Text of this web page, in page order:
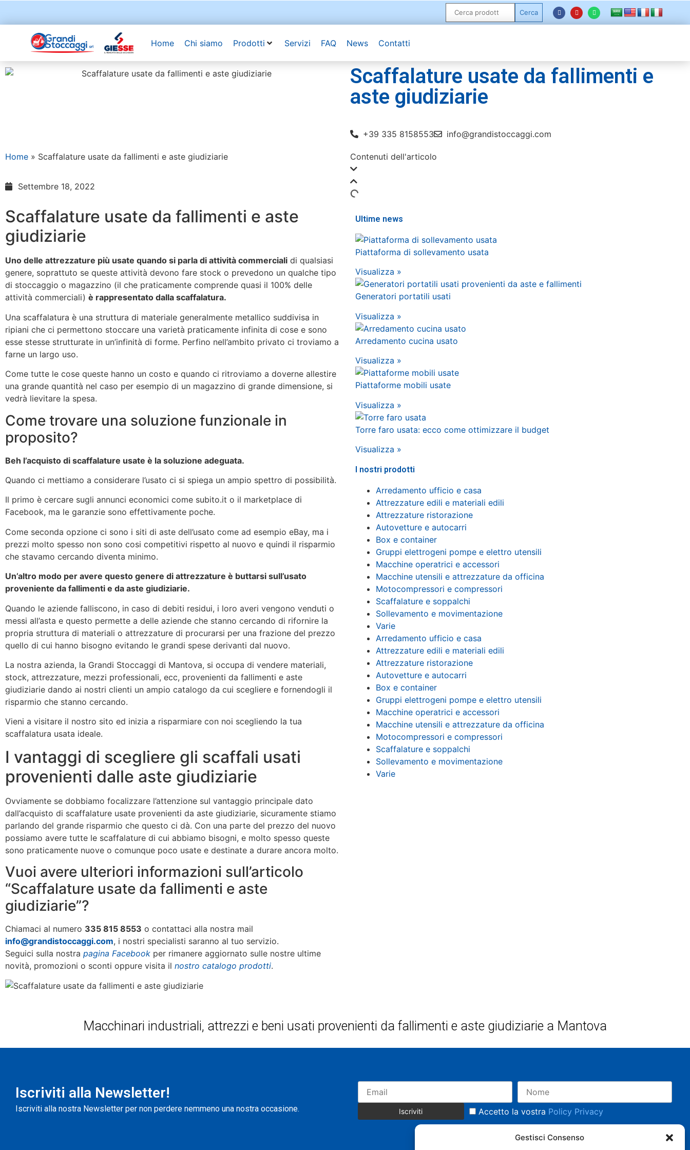
Gestisci Consenso
Cerca
Home Chi siamo Prodotti Servizi FAQ News Contatti
Scaffalature usate da fallimenti e
aste giudiziarie
+39 335 8158553 info@grandistoccaggi.com
Home » Scaffalature usate da fallimenti e aste giudiziarie
Settembre 18, 2022
Scaffalature usate da fallimenti e aste
giudiziarie
Uno delle attrezzature più usate quando si parla di attività commerciali di qualsiasi
genere, soprattuto se queste attività devono fare stock o prevedono un qualche tipo
di stoccaggio o magazzino (il che praticamente comprende quasi il 100% delle
attività commerciali) è rappresentato dalla scaffalatura.
Una scaffalatura è una struttura di materiale generalmente metallico suddivisa in
ripiani che ci permettono stoccare una varietà praticamente infinita di cose e sono
esse stesse strutturate in un’infinità di forme. Perfino nell’ambito privato ci troviamo a
farne un largo uso.
Come tutte le cose queste hanno un costo e quando ci ritroviamo a doverne allestire
una grande quantità nel caso per esempio di un magazzino di grande dimensione, si
vedrà lievitare la spesa.
Come trovare una soluzione funzionale in
proposito?
Beh l’acquisto di scaffalature usate è la soluzione adeguata.
Quando ci mettiamo a considerare l’usato ci si spiega un ampio spettro di possibilità.
Il primo è cercare sugli annunci economici come subito.it o il marketplace di
Facebook, ma le garanzie sono effettivamente poche.
Come seconda opzione ci sono i siti di aste dell’usato come ad esempio eBay, ma i
prezzi molto spesso non sono cosi competitivi rispetto al nuovo e quindi il risparmio
che stavamo cercando diventa minimo.
Un’altro modo per avere questo genere di attrezzature è buttarsi sull’usato
proveniente da fallimenti e da aste giudiziarie.
Quando le aziende falliscono, in caso di debiti residui, i loro averi vengono venduti o
messi all’asta e questo permette a delle aziende che stanno cercando di rifornire la
propria struttura di materiali o attrezzature di procurarsi per una frazione del prezzo
quello di cui hanno bisogno evitando le grandi spese derivanti dal nuovo.
La nostra azienda, la Grandi Stoccaggi di Mantova, si occupa di vendere materiali,
stock, attrezzature, mezzi professionali, ecc, provenienti da fallimenti e aste
giudiziarie dando ai nostri clienti un ampio catalogo da cui scegliere e fornendogli il
risparmio che stanno cercando.
Vieni a visitare il nostro sito ed inizia a risparmiare con noi scegliendo la tua
scaffalatura usata ideale.
I vantaggi di scegliere gli scaffali usati
provenienti dalle aste giudiziarie
Ovviamente se dobbiamo focalizzare l’attenzione sul vantaggio principale dato
dall’acquisto di scaffalature usate provenienti da aste giudiziarie, sicuramente stiamo
parlando del grande risparmio che questo ci dà. Con una parte del prezzo del nuovo
possiamo avere tutte le scaffalature di cui abbiamo bisogni, e molto spesso queste
sono praticamente nuove o comunque poco usate e destinate a durare ancora molto.
Vuoi avere ulteriori informazioni sull’articolo
“Scaffalature usate da fallimenti e aste
giudiziarie”?
Chiamaci al numero 335 815 8553 o contattaci alla nostra mail
info@grandistoccaggi.com, i nostri specialisti saranno al tuo servizio.
Seguici sulla nostra pagina Facebook per rimanere aggiornato sulle nostre ultime
novità, promozioni o sconti oppure visita il nostro catalogo prodotti.
Contenuti dell'articolo
Ultime news
Piattaforma di sollevamento usata
Visualizza »
Generatori portatili usati
Visualizza »
Arredamento cucina usato
Visualizza »
Piattaforme mobili usate
Visualizza »
Torre faro usata: ecco come ottimizzare il budget
Visualizza »
I nostri prodotti
Arredamento ufficio e casa
Attrezzature edili e materiali edili
Attrezzature ristorazione
Autovetture e autocarri
Box e container
Gruppi elettrogeni pompe e elettro utensili
Macchine operatrici e accessori
Macchine utensili e attrezzature da officina
Motocompressori e compressori
Scaffalature e soppalchi
Sollevamento e movimentazione
Varie
Arredamento ufficio e casa
Attrezzature edili e materiali edili
Attrezzature ristorazione
Autovetture e autocarri
Box e container
Gruppi elettrogeni pompe e elettro utensili
Macchine operatrici e accessori
Macchine utensili e attrezzature da officina
Motocompressori e compressori
Scaffalature e soppalchi
Sollevamento e movimentazione
Varie
Macchinari industriali, attrezzi e beni usati provenienti da fallimenti e aste giudiziarie a Mantova
Iscriviti alla Newsletter!
Iscriviti alla nostra Newsletter per non perdere nemmeno una nostra occasione. Accetto la vostra Policy Privacy